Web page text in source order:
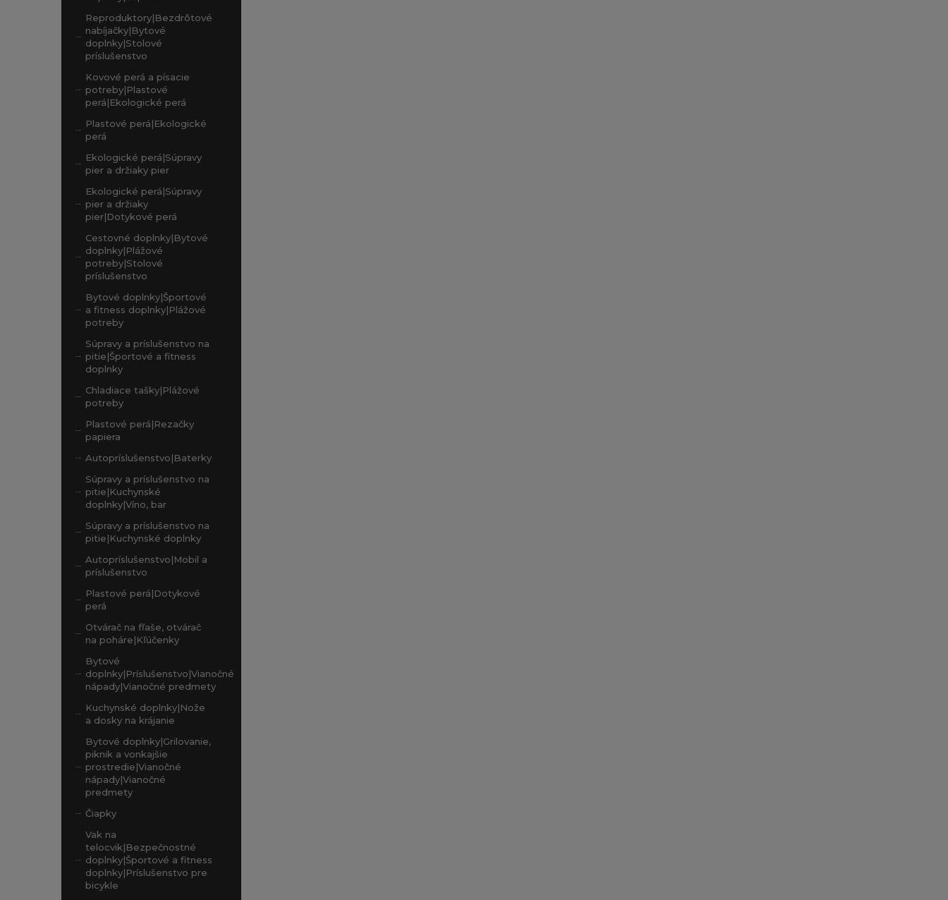
Reproduktory|Bezdrôtové
nabíjačky|Bytové
doplnky|Stolové
príslušenstvo
Kovové perá a písacie
potreby|Plastové
perá|Ekologické perá
Plastové perá|Ekologické
perá
Ekologické perá|Súpravy
pier a držiaky pier
Ekologické perá|Súpravy
pier a držiaky
pier|Dotykové perá
Cestovné doplnky|Bytové
doplnky|Plážové
potreby|Stolové
príslušenstvo
Bytové doplnky|Športové
a fitness doplnky|Plážové
potreby
Súpravy a príslušenstvo na
pitie|Športové a fitness
doplnky
Chladiace tašky|Plážové
potreby
Plastové perá|Rezačky
papiera
Autopríslušenstvo|Baterky
Súpravy a príslušenstvo na
pitie|Kuchynské
doplnky|Víno, bar
Súpravy a príslušenstvo na
pitie|Kuchynské doplnky
Autopríslušenstvo|Mobil a
príslušenstvo
Plastové perá|Dotykové
perá
Otvárač na fľaše, otvárač
na poháre|Kľúčenky
Bytové
doplnky|Príslušenstvo|Vianočné
nápady|Vianočné predmety
Kuchynské doplnky|Nože
a dosky na krájanie
Bytové doplnky|Grilovanie,
piknik a vonkajšie
prostredie|Vianočné
nápady|Vianočné
predmety
Čiapky
Vak na
telocvik|Bezpečnostné
doplnky|Športové a fitness
doplnky|Príslušenstvo pre
bicykle